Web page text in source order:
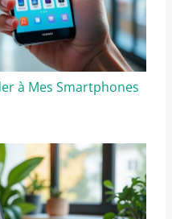
à Mes Smartphones